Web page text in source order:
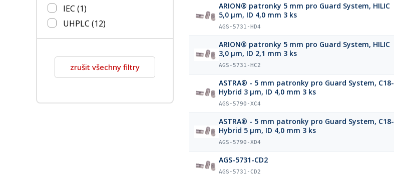
IEC (1)
UHPLC (12)
zrušit všechny filtry
ARION® patronky 5 mm pro Guard System, HILIC
5,0 µm, ID 4,0 mm 3 ks
AGS-5731-HD4
ARION® patronky 5 mm pro Guard System, HILIC
3,0 µm, ID 2,1 mm 3 ks
AGS-5731-HC2
ASTRA® - 5 mm patronky pro Guard System, C18-
Hybrid 3 µm, ID 4,0 mm 3 ks
AGS-5790-XC4
ASTRA® - 5 mm patronky pro Guard System, C18-
Hybrid 5 µm, ID 4,0 mm 3 ks
AGS-5790-XD4
AGS-5731-CD2
AGS-5731-CD2